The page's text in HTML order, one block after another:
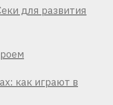
для развития
как играют в